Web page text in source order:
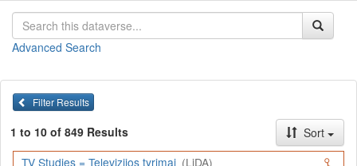
Lietuvos humanitarinių ir socialinių mokslų duomenų
infrastruktūra, suteikianti prieigą prie daugiau nei 600 duomenų ir
tyrimų išteklių. Visi duomenų ir tyrimų ištekliai yra dokumentuoti
lietuvių ir anglų kalbomis pagal tarptautinius standartus. LiDA
įsikūręsKauno technologijos universiteto Duomenų analizės
Advanced Search
Filter Results
1 to 10 of 849 Results
Sort
TV Studies = Televizijos tyrimai (LiDA)